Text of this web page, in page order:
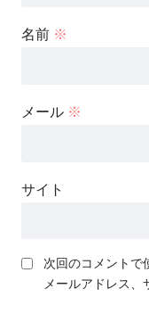
名前 ※
メール ※
サイト
次回のコメントで
メールアドレス、